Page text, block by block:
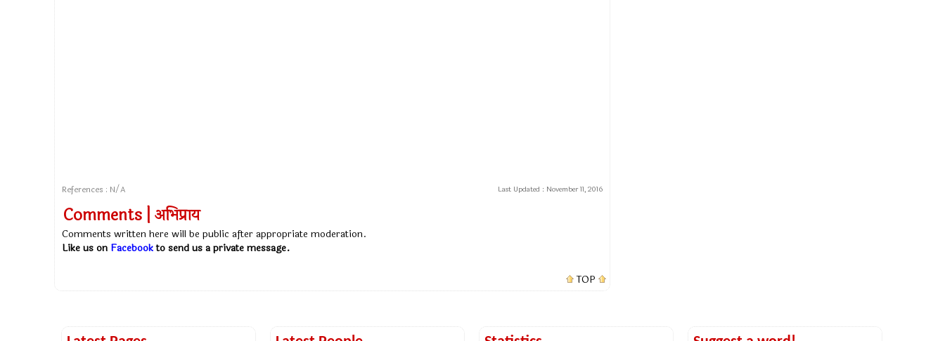
References : N/A Last Updated : November 11, 2016
Comments | अभिप्राय
Comments written here will be public after appropriate moderation.
Like us on Facebookto send us a private message.
TOP